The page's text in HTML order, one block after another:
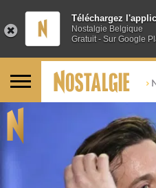
Téléchargez
Nostalgie Belgique
Gratuit - Sur Google
>